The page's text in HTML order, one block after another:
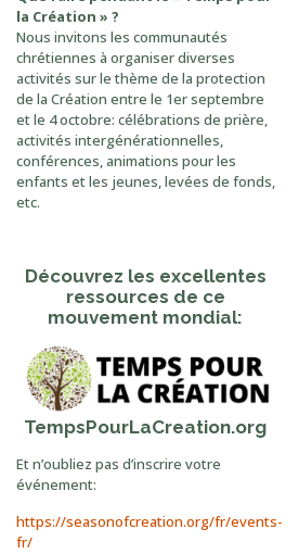
la Création » ?
Nous invitons les communautés
chrétiennes à organiser diverses
activités sur le thème de la protection
de la Création entre le 1er septembre
et le 4 octobre: célébrations de prière,
activités intergénérationnelles,
conférences, animations pour les
enfants et les jeunes, levées de fonds,
etc.
Découvrez les excellentes
ressources de ce
mouvement mondial:
TempsPourLaCreation.org
Et n’oubliez pas d’inscrire votre
événement:
https://seasonofcreation.org/fr/events-
fr/